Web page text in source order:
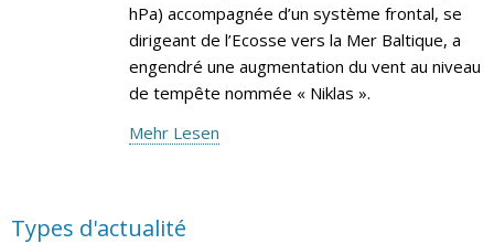
hPa) accompagnée d’un système frontal, se
dirigeant de l’Ecosse vers la Mer Baltique, a
engendré une augmentation du vent au niveau
de tempête nommée « Niklas ».
Mehr Lesen
Types d'actualité